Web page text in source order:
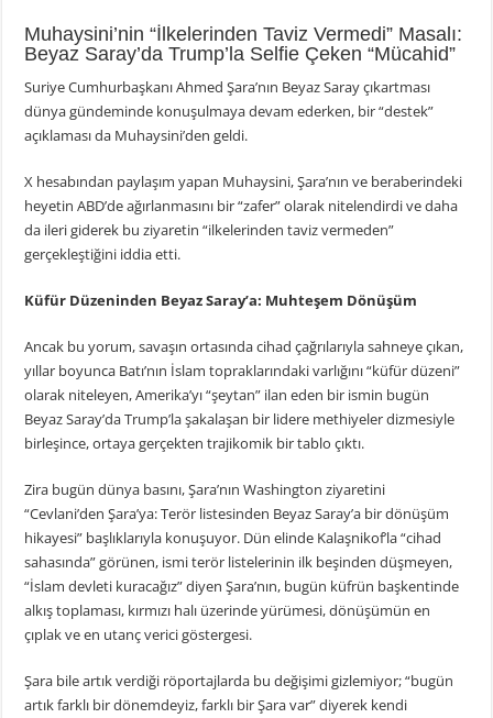
Muhaysini’nin “İlkelerinden Taviz Vermedi” Masalı:
Beyaz Saray’da Trump’la Selfie Çeken “Mücahid”
Suriye Cumhurbaşkanı Ahmed Şara’nın Beyaz Saray çıkartması
dünya gündeminde konuşulmaya devam ederken, bir “destek”
açıklaması da Muhaysini’den geldi.
X hesabından paylaşım yapan Muhaysini, Şara’nın ve beraberindeki
heyetin ABD’de ağırlanmasını bir “zafer” olarak nitelendirdi ve daha
da ileri giderek bu ziyaretin “ilkelerinden taviz vermeden”
gerçekleştiğini iddia etti.
Küfür Düzeninden Beyaz Saray’a: Muhteşem Dönüşüm
Ancak bu yorum, savaşın ortasında cihad çağrılarıyla sahneye çıkan,
yıllar boyunca Batı’nın İslam topraklarındaki varlığını “küfür düzeni”
olarak niteleyen, Amerika’yı “şeytan” ilan eden bir ismin bugün
Beyaz Saray’da Trump’la şakalaşan bir lidere methiyeler dizmesiyle
birleşince, ortaya gerçekten trajikomik bir tablo çıktı.
Zira bugün dünya basını, Şara’nın Washington ziyaretini
“Cevlani’den Şara’ya: Terör listesinden Beyaz Saray’a bir dönüşüm
hikayesi” başlıklarıyla konuşuyor. Dün elinde Kalaşnikof’la “cihad
sahasında” görünen, ismi terör listelerinin ilk beşinden düşmeyen,
“İslam devleti kuracağız” diyen Şara’nın, bugün küfrün başkentinde
alkış toplaması, kırmızı halı üzerinde yürümesi, dönüşümün en
çıplak ve en utanç verici göstergesi.
Şara bile artık verdiği röportajlarda bu değişimi gizlemiyor; “bugün
artık farklı bir dönemdeyiz, farklı bir Şara var” diyerek kendi